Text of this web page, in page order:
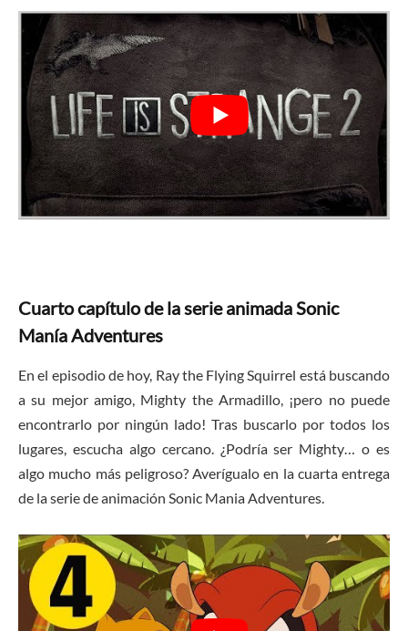
Cuarto capítulo de la serie animada Sonic
Manía Adventures
En el episodio de hoy, Ray the Flying Squirrel está buscando
a su mejor amigo, Mighty the Armadillo, ¡pero no puede
encontrarlo por ningún lado! Tras buscarlo por todos los
lugares, escucha algo cercano. ¿Podría ser Mighty… o es
algo mucho más peligroso? Averígualo en la cuarta entrega
de la serie de animación Sonic Mania Adventures.